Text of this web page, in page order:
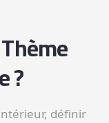
?
définir